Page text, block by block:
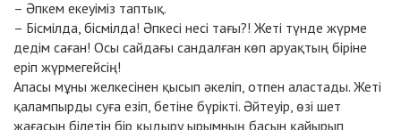
– Әпкем екеуіміз таптық.
– Бісмілда, бісмілда! Әпкесі несі тағы?! Жеті түнде жүрме
дедім саған! Осы сайдағы сандалған көп аруақтың біріне
еріп жүрмегейсің!
Апасы мұны желкесінен қысып әкеліп, отпен аластады. Жеті
қалампырды суға езіп, бетіне бүрікті. Әйтеуір, өзі шет
жағасын білетін бір қыдыру ырымның басын қайырып